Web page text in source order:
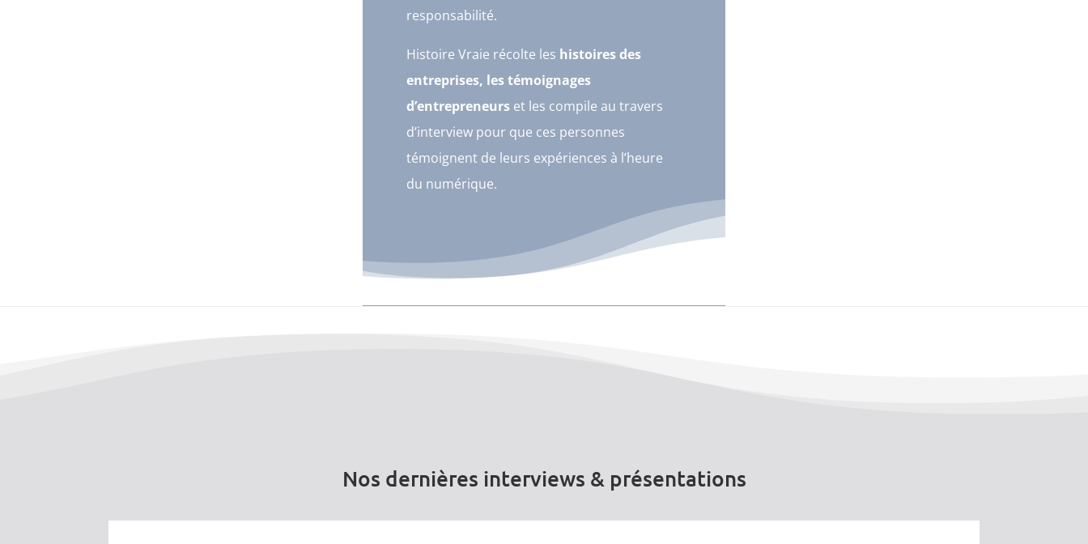
responsabilité.
Histoire Vraie récolte les histoires des
entreprises, les témoignages
d’entrepreneurset les compile au travers
d’interview pour que ces personnes
témoignent de leurs expériences à l’heure
du numérique.
Nos dernières interviews & présentations